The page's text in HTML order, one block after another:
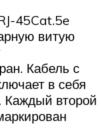
45Cat.5e
витую
Кабель с
в себя
Каждый второй